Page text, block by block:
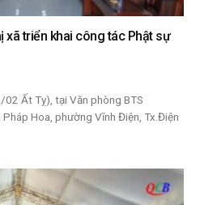
xã triển khai công tác Phật sự
Ất Tỵ), tại Văn phòng BTS
Hoa, phường Vĩnh Điện, Tx.Điện